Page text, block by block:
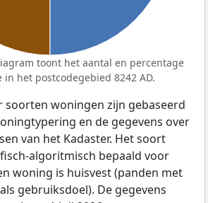
toont het aantal en percentage
het postcodegebied 8242 AD.
soorten woningen zijn gebaseerd
en de gegevens over
van het Kadaster. Het soort
algoritmisch bepaald voor
woning is huisvest (panden met
gebruiksdoel). De gegevens